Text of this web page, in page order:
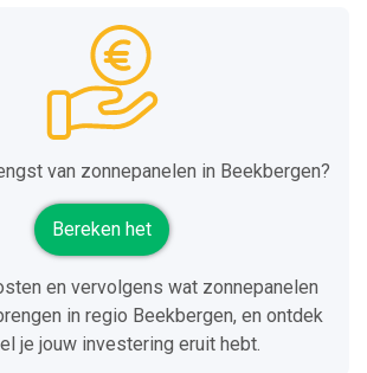
van zonnepanelen in Beekbergen?
Bereken het
en vervolgens wat zonnepanelen
in regio Beekbergen, en ontdek
je jouw investering eruit hebt.